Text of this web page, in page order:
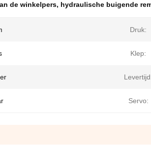
de winkelpers, hydraulische buigende
Druk:
Klep:
Servo: